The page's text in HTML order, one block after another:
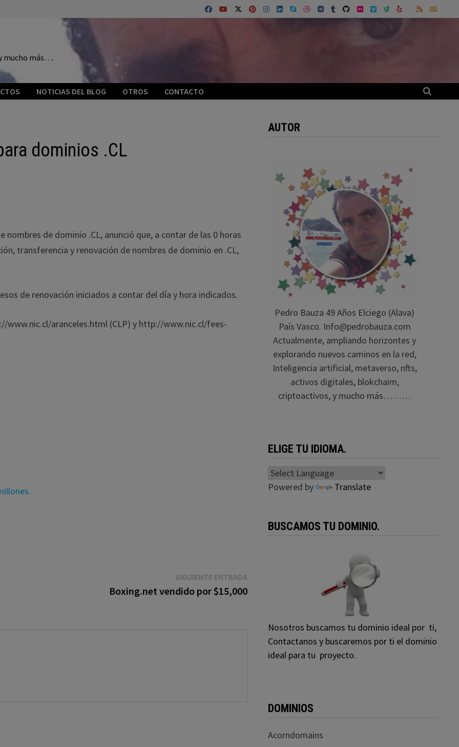
mucho más….
NOTICIAS DEL BLOG OTROS CONTACTO
dominios .CL
de dominio .CL, anunció que, a contar de las 0 horas
transferencia y renovación de nombres de dominio en .CL,
de renovación iniciados a contar del día y hora indicados.
www.nic.cl/aranceles.html (CLP) y http://www.nic.cl/fees-
SIGUIENTE ENTRADAEntrada
siguiente:
Boxing.net vendido por $15,000
AUTOR
Pedro Bauza 49 Años Elciego (Alava)
País Vasco. Info@pedrobauza.com
Actualmente, ampliando horizontes y
explorando nuevos caminos en la red,
Inteligencia artificial, metaverso, nfts,
activos digitales, blokchaim,
criptoactivos, y mucho más………
ELIGE TU IDIOMA.
Powered by Translate
BUSCAMOS TU DOMINIO.
Nosotros buscamos tu dominio ideal por ti,
Contactanos y buscaremos por ti el dominio
ideal para tu proyecto.
DOMINIOS
Acorndomains